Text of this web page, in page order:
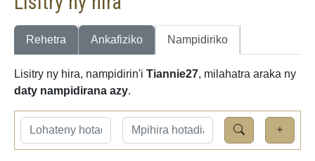
Rehetra Ankafiziko Nampidiriko
Lisitry ny hira, nampidirin'i Tiannie27, milahatra araka ny
daty nampidirana azy.